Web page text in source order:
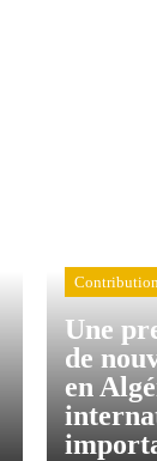
Une
de
en